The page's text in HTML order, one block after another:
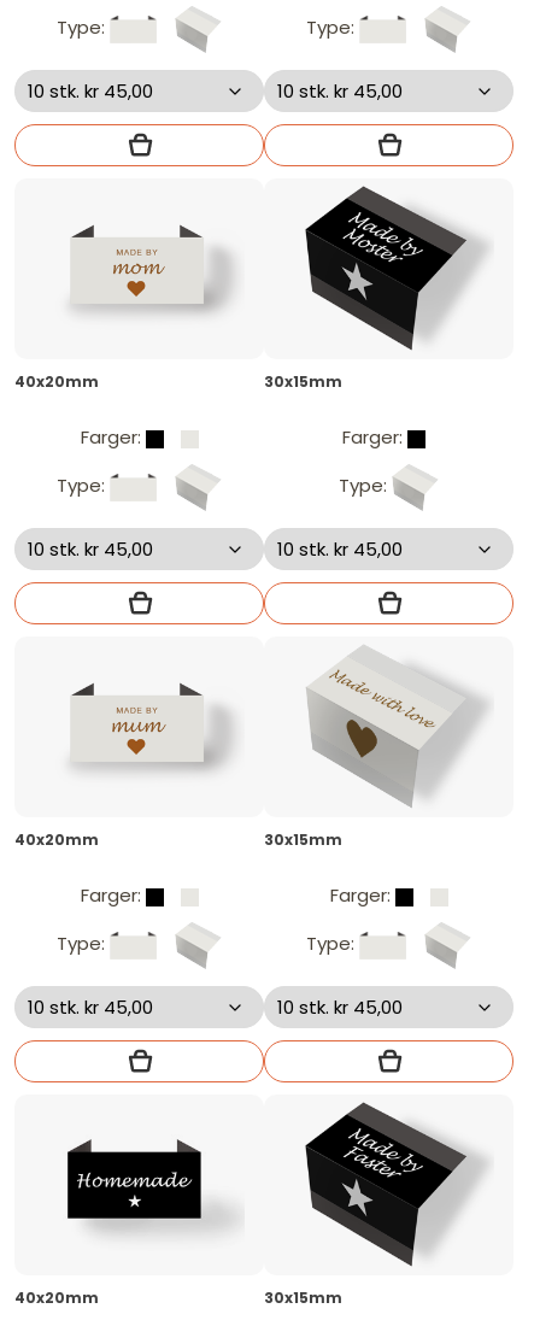
Type:
Type:
40x20mm
Farger:
Type:
30x15mm
Farger:
Type:
40x20mm
Farger:
Type:
30x15mm
Farger:
Type:
40x20mm 30x15mm